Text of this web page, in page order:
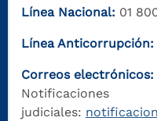
Línea Nacional: 01
Línea Anticorrupción:
Correos electrónicos:
Notificaciones
judiciales: